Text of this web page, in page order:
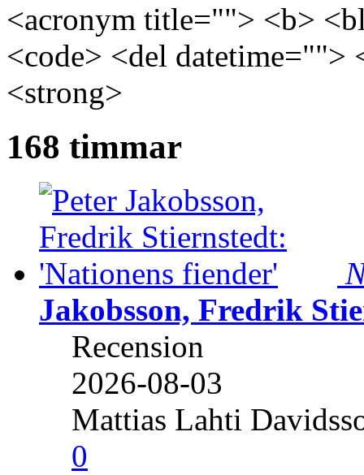
<acronym title=""> <b>
<code> <del
<strong>
168 timmar
Jakobsson, Fredrik
Recension
2026-08-03
Mattias Lahti
0